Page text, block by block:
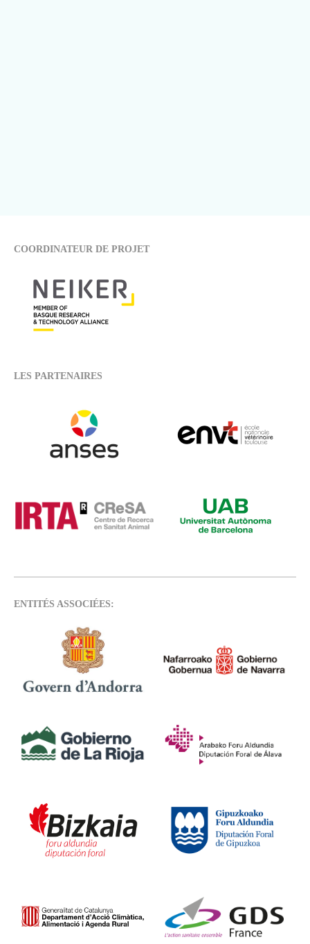
COORDINATEUR DE PROJET
LES PARTENAIRES
ENTITÉS ASSOCIÉES: